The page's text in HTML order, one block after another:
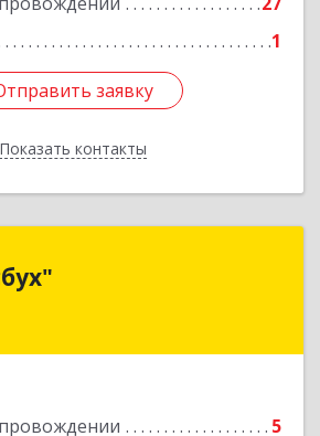
1
заявку
Показать контакты
заявку
Назад
5
обл, Карасукский р-н,